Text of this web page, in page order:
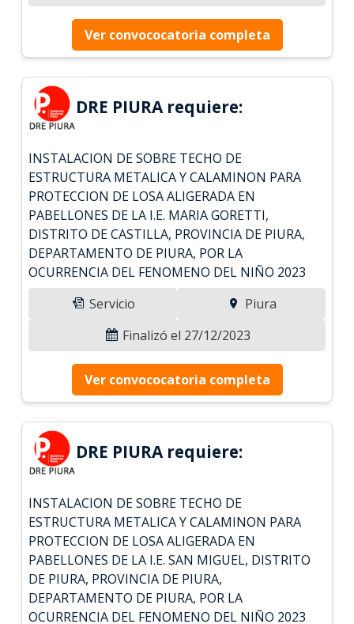
Ver convococatoria completa
DRE PIURA requiere:
INSTALACION DE SOBRE TECHO DE
ESTRUCTURA METALICA Y CALAMINON PARA
PROTECCION DE LOSA ALIGERADA EN
PABELLONES DE LA I.E. MARIA GORETTI,
DISTRITO DE CASTILLA, PROVINCIA DE PIURA,
DEPARTAMENTO DE PIURA, POR LA
OCURRENCIA DEL FENOMENO DEL NIÑO 2023
Servicio
Piura
Finalizó el 27/12/2023
Ver convococatoria completa
DRE PIURA requiere:
INSTALACION DE SOBRE TECHO DE
ESTRUCTURA METALICA Y CALAMINON PARA
PROTECCION DE LOSA ALIGERADA EN
PABELLONES DE LA I.E. SAN MIGUEL, DISTRITO
DE PIURA, PROVINCIA DE PIURA,
DEPARTAMENTO DE PIURA, POR LA
OCURRENCIA DEL FENOMENO DEL NIÑO 2023